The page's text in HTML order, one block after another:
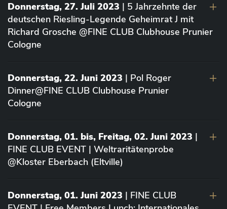
Donnerstag, 27. Juli 2023 | 5 Jahrzehnte der
deutschen Riesling-Legende Geheimrat J mit
Richard Grosche @FINE CLUB Clubhouse Prunier
Cologne
Donnerstag, 22. Juni 2023 | Pol Roger
Dinner@FINE CLUB Clubhouse Prunier
Cologne
Donnerstag, 01. bis, Freitag, 02. Juni 2023 |
FINE CLUB EVENT | Weltraritätenprobe
@Kloster Eberbach (Eltville)
Donnerstag, 01. Juni 2023 | FINE CLUB